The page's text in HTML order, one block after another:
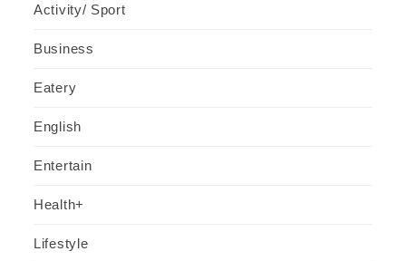
Activity/ Sport
Business
Eatery
English
Entertain
Health+
Lifestyle